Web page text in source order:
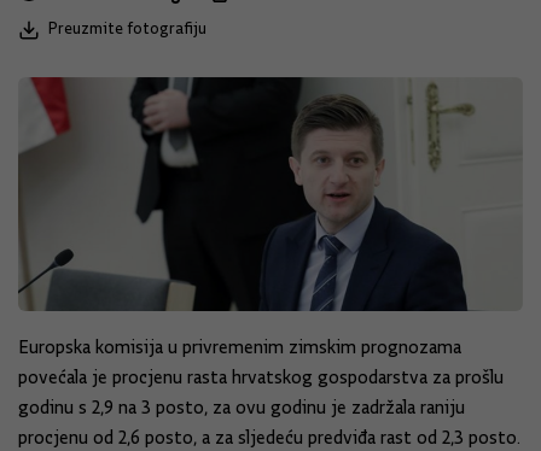
Preuzmite fotografiju
Europska komisija u privremenim zimskim prognozama
povećala je procjenu rasta hrvatskog gospodarstva za prošlu
godinu s 2,9 na 3 posto, za ovu godinu je zadržala raniju
procjenu od 2,6 posto, a za sljedeću predviđa rast od 2,3 posto.